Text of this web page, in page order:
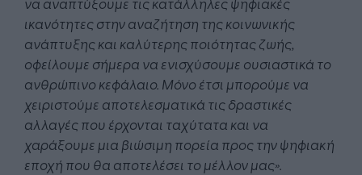
ικανότητες στην αναζήτηση της κοινωνικής
ανάπτυξης και καλύτερης ποιότητας ζωής,
οφείλουμε σήμερα να ενισχύσουμε ουσιαστικά το
ανθρώπινο κεφάλαιο. Μόνο έτσι μπορούμε να
χειριστούμε αποτελεσματικά τις δραστικές
αλλαγές που έρχονται ταχύτατα και να
χαράξουμε μια βιώσιμη πορεία προς την ψηφιακή
εποχή που θα αποτελέσει το μέλλον μας».